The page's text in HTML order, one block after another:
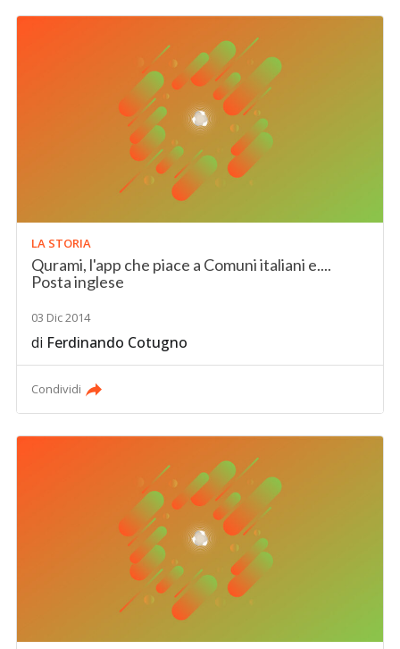
LA STORIA
Qurami, l'app che piace a Comuni italiani e....
Posta inglese
03 Dic 2014
di Ferdinando Cotugno
Condividi